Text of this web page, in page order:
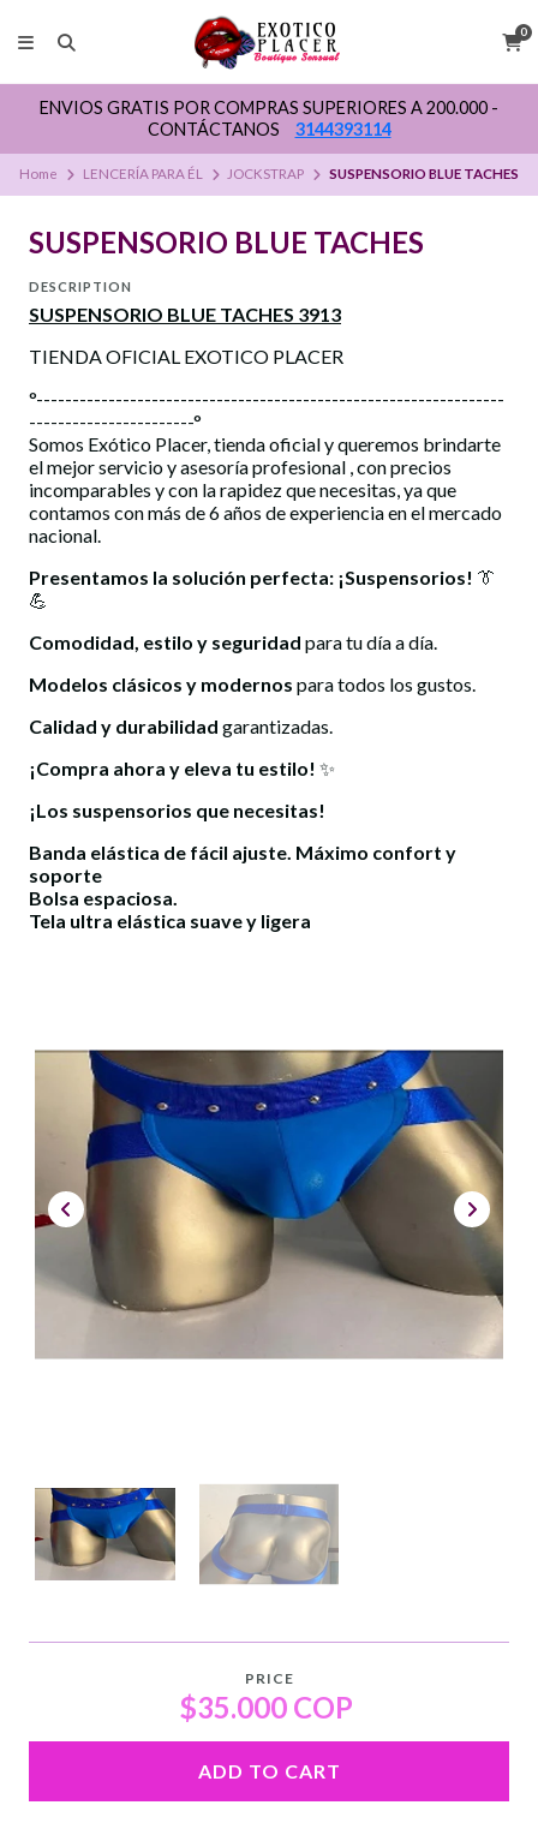
0
ENVIOS GRATIS POR COMPRAS SUPERIORES A 200.000 -
CONTÁCTANOS
3144393114
Home LENCERÍA PARA ÉL JOCKSTRAP SUSPENSORIO BLUE TACHES
SUSPENSORIO BLUE TACHES
DESCRIPTION
SUSPENSORIO BLUE TACHES 3913
TIENDA OFICIAL EXOTICO PLACER
°-----------------------------------------------------------------
-----------------------°
Somos Exótico Placer, tienda oficial y queremos brindarte
el mejor servicio y asesoría profesional , con precios
incomparables y con la rapidez que necesitas, ya que
contamos con más de 6 años de experiencia en el mercado
nacional.
Presentamos la solución perfecta: ¡Suspensorios! 👔
💪
Comodidad, estilo y seguridad para tu día a día.
Modelos clásicos y modernos para todos los gustos.
Calidad y durabilidad garantizadas.
¡Compra ahora y eleva tu estilo! ✨
¡Los suspensorios que necesitas!
Banda elástica de fácil ajuste. Máximo confort y
soporte
Bolsa espaciosa.
Tela ultra elástica suave y ligera
PRICE
$35.000 COP
ADD TO CART